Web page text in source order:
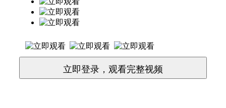
立即登录，观看完整视频